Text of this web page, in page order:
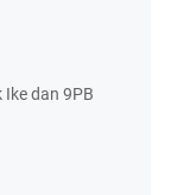
dan 9PB